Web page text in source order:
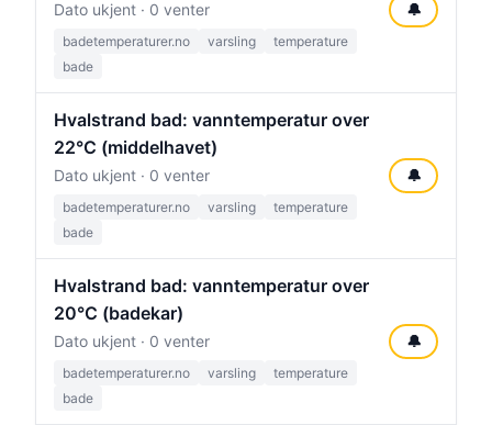
Dato ukjent · 0 venter
badetemperaturer.no varsling
temperature
bade
🔔
Hvalstrand bad: vanntemperatur over
22°C (middelhavet)
Dato ukjent · 0 venter
badetemperaturer.no varsling
temperature
bade
🔔
Hvalstrand bad: vanntemperatur over
20°C (badekar)
Dato ukjent · 0 venter
badetemperaturer.no varsling
temperature
bade
🔔